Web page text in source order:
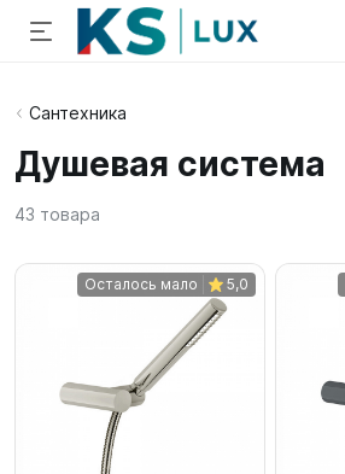
Сантехника
Душевая система
43 товара
Осталось мало 5,0